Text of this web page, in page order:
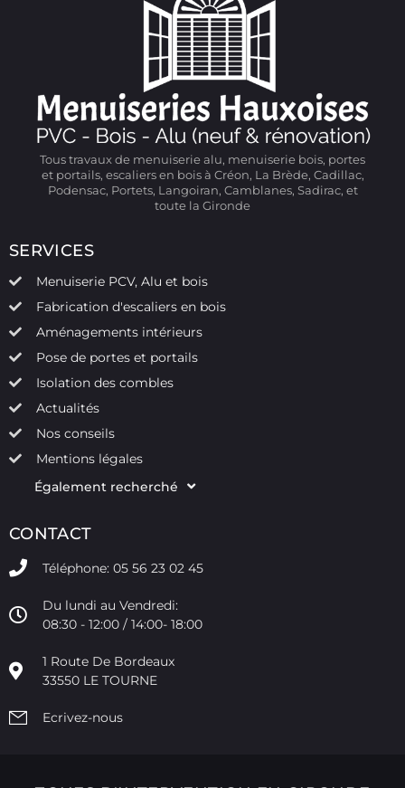
Tous travaux de menuiserie alu, menuiserie bois, portes
et portails, escaliers en bois à Créon, La Brède, Cadillac,
Podensac, Portets, Langoiran, Camblanes, Sadirac, et
toute la Gironde
SERVICES
Menuiserie PCV, Alu et bois
Fabrication d'escaliers en bois
Aménagements intérieurs
Pose de portes et portails
Isolation des combles
Actualités
Nos conseils
Mentions légales
Également recherché
CONTACT
Téléphone: 05 56 23 02 45
Du lundi au Vendredi:
08:30 - 12:00 / 14:00- 18:00
1 Route De Bordeaux
33550 LE TOURNE
Ecrivez-nous